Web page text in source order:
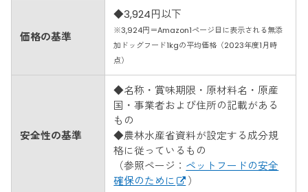
価格の基準
◆3,924円以下
※3,924円＝Amazon1ページ目に表示される無添
加ドッグフード1kgの平均価格（2023年度1月時
点）
安全性の基準
◆名称・賞味期限・原材料名・原産
国・事業者および住所の記載がある
もの
◆農林水産省資料が設定する成分規
格に従っているもの
（参照ページ： ペットフードの安全
確保のために
）